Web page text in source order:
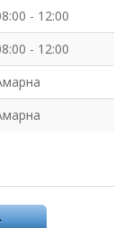
- 12:00
- 12:00